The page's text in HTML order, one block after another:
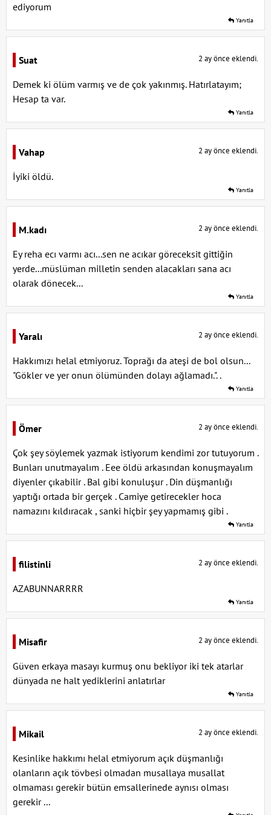
ediyorum
Yanıtla
Suat 2 ay önce eklendi.
Demek ki ölüm varmış ve de çok yakınmış. Hatırlatayım;
Hesap ta var.
Yanıtla
Vahap 2 ay önce eklendi.
İyiki öldü.
Yanıtla
M.kadı 2 ay önce eklendi.
Ey reha ecı varmı acı...sen ne acıkar göreceksit gittiğin
yerde...müslüman milletin senden alacakları sana acı
olarak dönecek...
Yanıtla
Yaralı 2 ay önce eklendi.
Hakkımızı helal etmiyoruz. Toprağı da ateşi de bol olsun...
"Gökler ve yer onun ölümünden dolayı ağlamadı.". .
Yanıtla
Ömer 2 ay önce eklendi.
Çok şey söylemek yazmak istiyorum kendimi zor tutuyorum .
Bunları unutmayalım . Eee öldü arkasından konuşmayalım
diyenler çıkabilir . Bal gibi konuluşur . Din düşmanlığı
yaptığı ortada bir gerçek . Camiye getirecekler hoca
namazını kıldıracak , sanki hiçbir şey yapmamış gibi .
Yanıtla
filistinli 2 ay önce eklendi.
AZABUNNARRRR
Yanıtla
Misafir 2 ay önce eklendi.
Güven erkaya masayı kurmuş onu bekliyor iki tek atarlar
dünyada ne halt yediklerini anlatırlar
Yanıtla
Mikail 2 ay önce eklendi.
Kesinlike hakkımı helal etmiyorum açık düşmanlığı
olanların açık tövbesi olmadan musallaya musallat
olmaması gerekir bütün emsallerinede aynısı olması
gerekir ...